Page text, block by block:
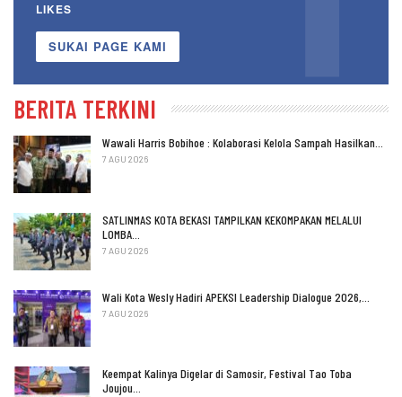
LIKES
SUKAI PAGE KAMI
BERITA TERKINI
Wawali Harris Bobihoe : Kolaborasi Kelola Sampah Hasilkan…
7 AGU 2026
SATLINMAS KOTA BEKASI TAMPILKAN KEKOMPAKAN MELALUI
LOMBA…
7 AGU 2026
Wali Kota Wesly Hadiri APEKSI Leadership Dialogue 2026,…
7 AGU 2026
Keempat Kalinya Digelar di Samosir, Festival Tao Toba
Joujou…